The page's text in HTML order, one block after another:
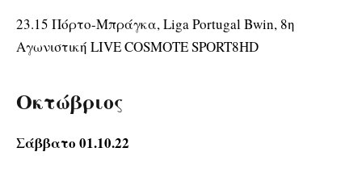
23.15 Πόρτο-Μπράγκα, Liga Portugal Bwin, 8η
Αγωνιστική LIVE COSMOTE SPORT8HD
Οκτώβριος
Σάββατο 01.10.22